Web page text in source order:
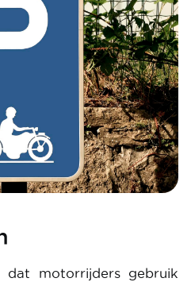
motorrijders gebruik